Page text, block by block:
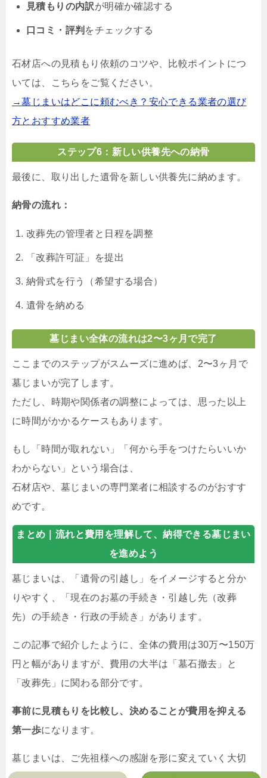
見積もりの内訳が明確か確認する
口コミ・評判 をチェックする
石材店への見積もり依頼のコツや、比較ポイントにつ
いては、こちらをご覧ください。
→墓じまいはどこに頼むべき？安心できる業者の選び
方とおすすめ業者
ステップ6：新しい供養先への納骨
最後に、取り出した遺骨を新しい供養先に納めます。
納骨の流れ：
改葬先の管理者と日程を調整
「改葬許可証」を提出
納骨式を行う（希望する場合）
遺骨を納める
墓じまい全体の流れは2〜3ヶ月で完了
ここまでのステップがスムーズに進めば、2〜3ヶ月で
墓じまいが完了します。
ただし、時期や関係者の調整によっては、思った以上
に時間がかかるケースもあります。
もし「時間が取れない」「何から手をつけたらいいか
わからない」という場合は、
石材店や、墓じまいの専門業者に相談するのがおすす
めです。
まとめ｜ 流れと費用を理解して、納得できる墓じまい
を進めよう
墓じまいは、「遺骨の引越し」をイメージすると分か
りやすく、「現在のお墓の手続き・引越し先（改葬
先）の手続き・行政の手続き」があります。
この記事で紹介したように、全体の費用は30万〜150万
円と幅がありますが、費用の大半は「墓石撤去」と
「改葬先」に関わる部分です。
事前に見積もりを比較し、決めることが費用を抑える
第一歩になります。
墓じまいは、ご先祖様への感謝を形に変えていく大切